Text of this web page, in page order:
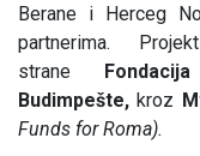
Berane i Herceg
partnerima.
strane
Budimpešte, kroz
Funds for Roma).